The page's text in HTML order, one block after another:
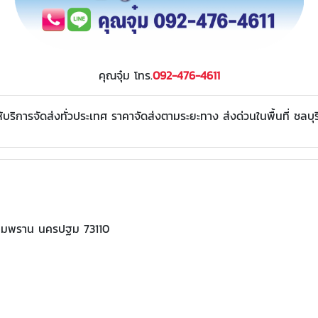
คุณจุ๋ม โทร.092-476-4611
ริการจัดส่งทั่วประเทศ ราคาจัดส่งตามระยะทาง ส่งด่วนในพื้นที่ ช
พราน นครปฐม 73110